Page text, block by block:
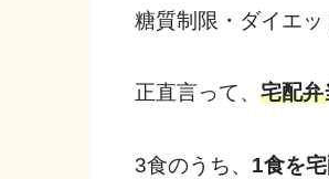
糖質制限・ダイエッ
正直言って、 宅配弁
3食のうち、 1食を